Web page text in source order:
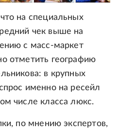
на специальных
чек выше на
с масс-маркет
отметить географию
в крупных
именно на ресейл
числе класса люкс.
по мнению экспертов,